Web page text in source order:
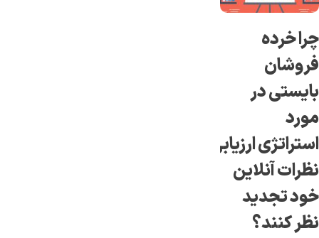
خرده
در
ارزیابی
آنلاین
تجدید
کنند؟